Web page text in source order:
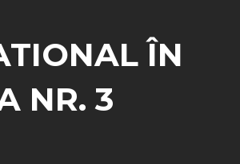
ÎN
NR. 3